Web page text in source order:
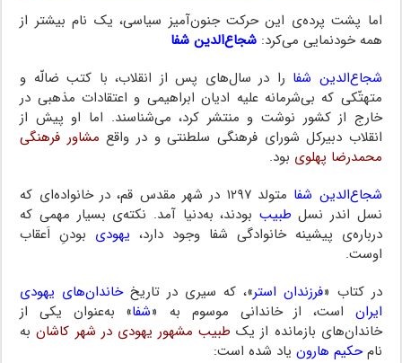
اما پشت پرده‌ی این حرکت جنون‌آمیز سیاسی، یک نام بیشتر از
همه خودنمایی می‌کرد:شجاع‌الدین شفا
شجاع‌الدین شفا را در سال‌های پس از انقلاب، با کتب ضالّه و
متهتّکی که بی‌شرمانه علیه ادیان ابراهیمی و اعتقادات مذهبی در
خارج از کشور نوشت و منتشر کرد، می‌شناسند. اما او پیش از
انقلاب دبیرکل شورای فرهنگی سلطنتی و در واقع مشاور فرهنگی
محمدرضا پهلوی بود.
شجاع‌الدین شفا
متولد ۱۲۹۷ در شهر مقدس قم، در خانواده‌ای که
نسل اندر نسل طبیب بودند، به‌دنیا آمد. نکته‌ی بسیار مهمی که
درباره‌ی پیشینه خانوادگی شفا وجود دارد، یهودی بودنِ اَعقاب
اوست.
در کتاب «فرزندان استر»، که سیری در تاریخخاندان‌های یهودی
ایران است، از خاندانی موسوم به «شفا» به‌عنوان یکی از
خاندان‌های بازمانده از یک طبیب مشهور یهودی در شهر کاشانبه
نامحکیم هارون یاد شده است: